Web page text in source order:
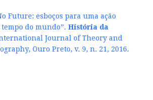
Future: esboços para uma ação
do mundo”.História da
Journal of Theory and
Ouro Preto, v. 9, n. 21, 2016.